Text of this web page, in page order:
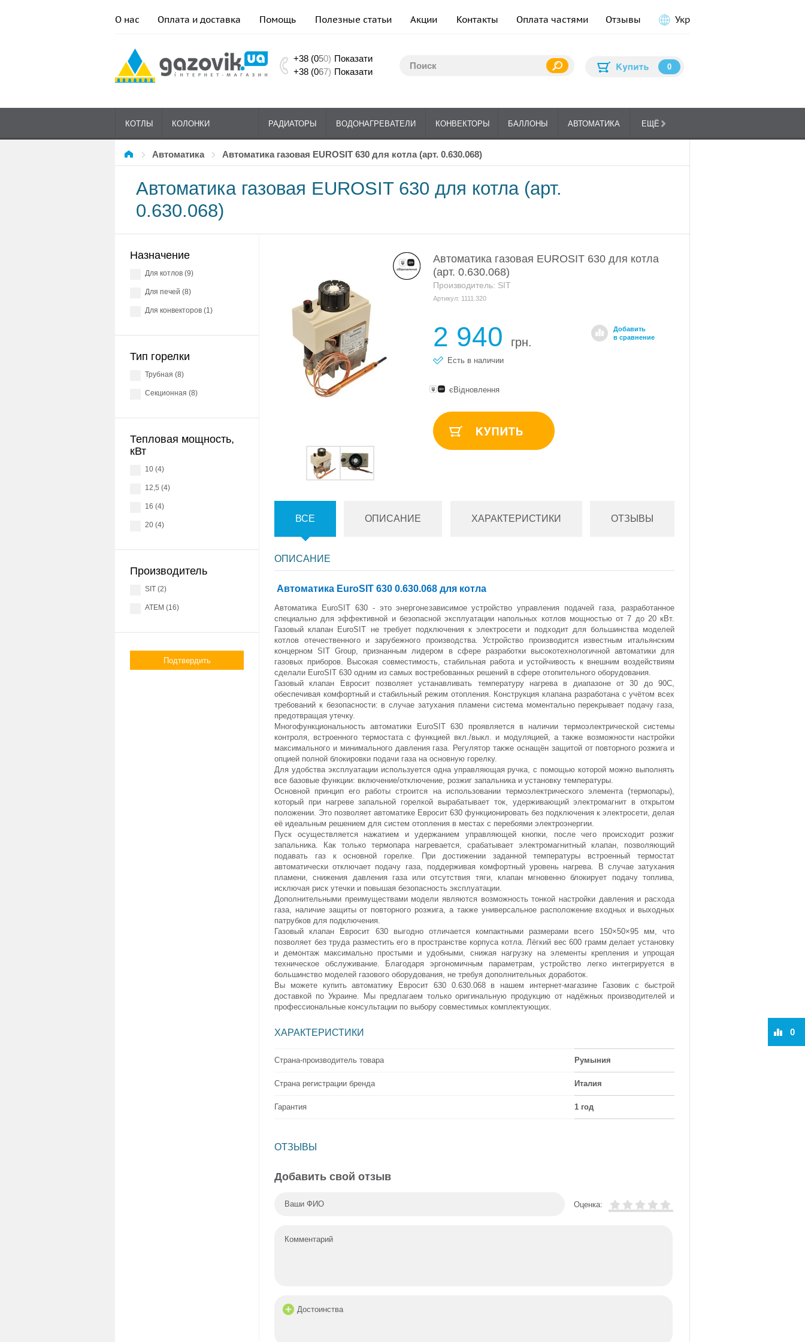
О нас Оплата и доставка Помощь Полезные статьи Акции Контакты Оплата частями Отзывы Укр
+38 (050) Показати
+38 (067) Показати 0
КОТЛЫ КОЛОНКИ
ГАЗОВЫЕ
РАДИАТОРЫ ВОДОНАГРЕВАТЕЛИ КОНВЕКТОРЫ БАЛЛОНЫ АВТОМАТИКА ЕЩЁ
Автоматика Автоматика газовая EUROSIT 630 для котла (арт. 0.630.068)
Автоматика газовая EUROSIT 630 для котла (арт.
0.630.068)
Назначение
для котлов (9)
для печей (8)
для конвекторов (1)
Тип горелки
трубная (8)
секционная (8)
Тепловая мощность,
кВт
10 (4)
12,5 (4)
16 (4)
20 (4)
Производитель
SIT (2)
АТЕМ (16)
Подтвердить
Автоматика газовая EUROSIT 630 для котла
(арт. 0.630.068)
Производитель: SIT
Артикул: 1111.320
2 940 грн.
Есть в наличии
єВідновлення
Добавить
в сравнение
ВСЕ ОПИСАНИЕ ХАРАКТЕРИСТИКИ ОТЗЫВЫ
ОПИСАНИЕ
Автоматика EuroSIT 630 0.630.068 для котла
Автоматика EuroSIT 630 - это энергонезависимое устройство управления подачей газа, разработанное
специально для эффективной и безопасной эксплуатации напольных котлов мощностью от 7 до 20 кВт.
Газовый клапан EuroSIT не требует подключения к электросети и подходит для большинства моделей
котлов отечественного и зарубежного производства. Устройство производится известным итальянским
концерном SIT Group, признанным лидером в сфере разработки высокотехнологичной автоматики для
газовых приборов. Высокая совместимость, стабильная работа и устойчивость к внешним воздействиям
сделали EuroSIT 630 одним из самых востребованных решений в сфере отопительного оборудования.
Газовый клапан Евросит позволяет устанавливать температуру нагрева в диапазоне от 30 до 90C,
обеспечивая комфортный и стабильный режим отопления. Конструкция клапана разработана с учётом всех
требований к безопасности: в случае затухания пламени система моментально перекрывает подачу газа,
предотвращая утечку.
Многофункциональность автоматики EuroSIT 630 проявляется в наличии термоэлектрической системы
контроля, встроенного термостата с функцией вкл./выкл. и модуляцией, а также возможности настройки
максимального и минимального давления газа. Регулятор также оснащён защитой от повторного розжига и
опцией полной блокировки подачи газа на основную горелку.
Для удобства эксплуатации используется одна управляющая ручка, с помощью которой можно выполнять
все базовые функции: включение/отключение, розжиг запальника и установку температуры.
Основной принцип его работы строится на использовании термоэлектрического элемента (термопары),
который при нагреве запальной горелкой вырабатывает ток, удерживающий электромагнит в открытом
положении. Это позволяет автоматике Евросит 630 функционировать без подключения к электросети, делая
её идеальным решением для систем отопления в местах с перебоями электроэнергии.
Пуск осуществляется нажатием и удержанием управляющей кнопки, после чего происходит розжиг
запальника. Как только термопара нагревается, срабатывает электромагнитный клапан, позволяющий
подавать газ к основной горелке. При достижении заданной температуры встроенный термостат
автоматически отключает подачу газа, поддерживая комфортный уровень нагрева. В случае затухания
пламени, снижения давления газа или отсутствия тяги, клапан мгновенно блокирует подачу топлива,
исключая риск утечки и повышая безопасность эксплуатации.
Дополнительными преимуществами модели являются возможность тонкой настройки давления и расхода
газа, наличие защиты от повторного розжига, а также универсальное расположение входных и выходных
патрубков для подключения.
Газовый клапан Евросит 630 выгодно отличается компактными размерами всего 150×50×95 мм, что
позволяет без труда разместить его в пространстве корпуса котла. Лёгкий вес 600 грамм делает установку
и демонтаж максимально простыми и удобными, снижая нагрузку на элементы крепления и упрощая
техническое обслуживание. Благодаря эргономичным параметрам, устройство легко интегрируется в
большинство моделей газового оборудования, не требуя дополнительных доработок.
Вы можете купить автоматику Евросит 630 0.630.068 в нашем интернет-магазине Газовик с быстрой
доставкой по Украине. Мы предлагаем только оригинальную продукцию от надёжных производителей и
профессиональные консультации по выбору совместимых комплектующих.
ХАРАКТЕРИСТИКИ
Страна-производитель товара Румыния
Страна регистрации бренда Италия
Гарантия 1 год
ОТЗЫВЫ
Добавить свой отзыв
Оценка:
0